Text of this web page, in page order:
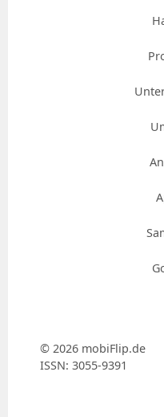
© 2026 mobiFlip.de
ISSN: 3055-9391